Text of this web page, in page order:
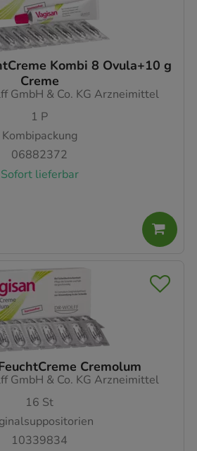
Kombi 8 Ovula+10 g
Creme
GmbH & Co. KG Arzneimittel
1 P
Kombipackung
06882372
Sofort lieferbar
Cremolum
GmbH & Co. KG Arzneimittel
16 St
10339834